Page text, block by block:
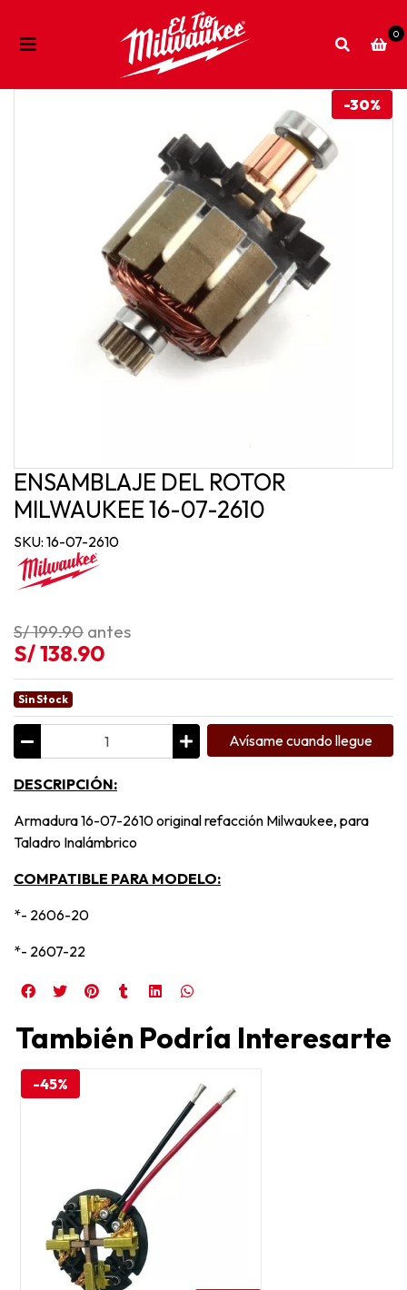
0
-30%
ENSAMBLAJE DEL ROTOR
MILWAUKEE 16-07-2610
SKU: 16-07-2610
S/ 199.90 antes
S/ 138.90
Sin Stock
Avísame cuando llegue
DESCRIPCIÓN:
Armadura 16-07-2610 original refacción Milwaukee, para
Taladro Inalámbrico
COMPATIBLE PARA MODELO:
*- 2606-20
*- 2607-22
También Podría Interesarte
-45%